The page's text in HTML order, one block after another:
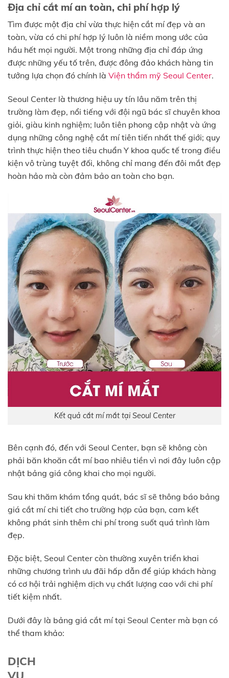
Địa chỉ cắt mí an toàn, chi phí hợp lý
Tìm được một địa chỉ vừa thực hiện cắt mí đẹp và an
toàn, vừa có chi phí hợp lý luôn là niềm mong ước của
hầu hết mọi người. Một trong những địa chỉ đáp ứng
được những yếu tố trên, được đông đảo khách hàng tin
tưởng lựa chọn đó chính là Viện thẩm mỹ Seoul Center.
Seoul Center là thương hiệu uy tín lâu năm trên thị
trường làm đẹp, nổi tiếng với đội ngũ bác sĩ chuyên khoa
giỏi, giàu kinh nghiệm; luôn tiên phong cập nhật và ứng
dụng những công nghệ cắt mí tiên tiến nhất thế giới; quy
trình thực hiện theo tiêu chuẩn Y khoa quốc tế trong điều
kiện vô trùng tuyệt đối, không chỉ mang đến đôi mắt đẹp
hoàn hảo mà còn đảm bảo an toàn cho bạn.
Kết quả cắt mí mắt tại Seoul Center
Bên cạnh đó, đến với Seoul Center, bạn sẽ không còn
phải băn khoăn cắt mí bao nhiêu tiền vì nơi đây luôn cập
nhật bảng giá công khai cho mọi người.
Sau khi thăm khám tổng quát, bác sĩ sẽ thông báo bảng
giá cắt mí chi tiết cho trường hợp của bạn, cam kết
không phát sinh thêm chi phí trong suốt quá trình làm
đẹp.
Đặc biệt, Seoul Center còn thường xuyên triển khai
những chương trình ưu đãi hấp dẫn để giúp khách hàng
có cơ hội trải nghiệm dịch vụ chất lượng cao với chi phí
tiết kiệm nhất.
Dưới đây là bảng giá cắt mí tại Seoul Center mà bạn có
thể tham khảo:
DỊCH
VỤ